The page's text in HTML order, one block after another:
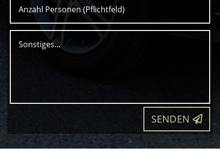
SENDEN